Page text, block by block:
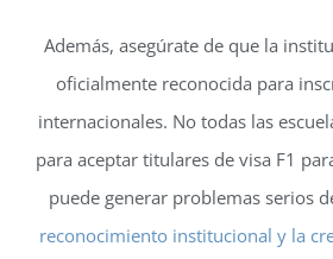
Además, asegúrate de que la
oficialmente reconocida para
internacionales. No todas las
para aceptar titulares de visa F1
puede generar problemas serios
reconocimiento institucional y la